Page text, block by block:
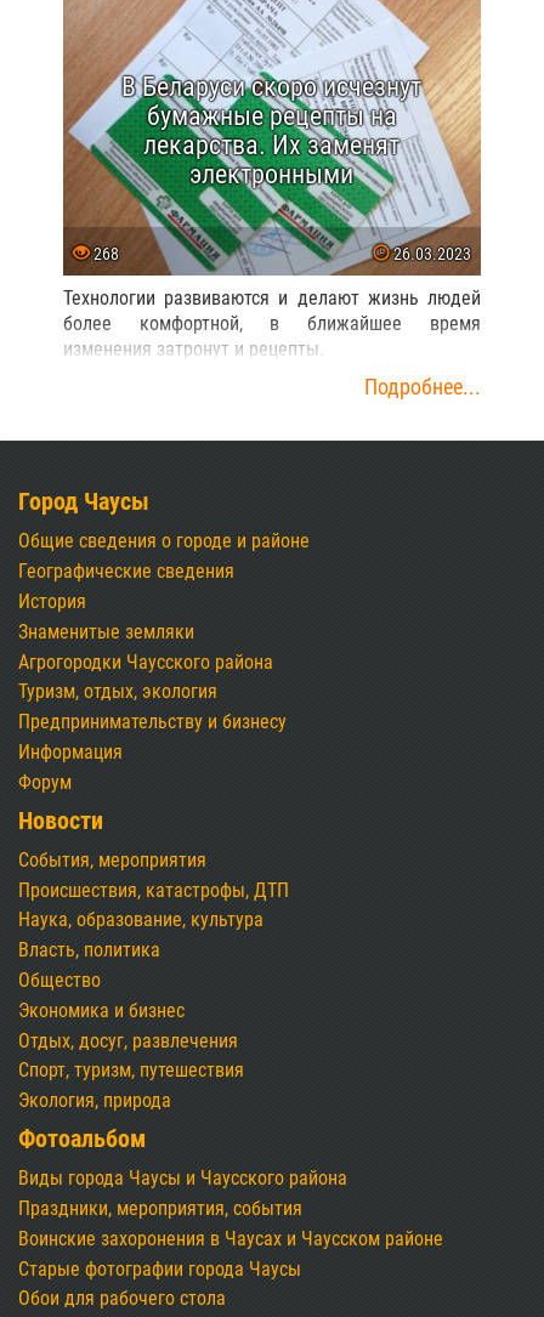
В Беларуси скоро исчезнут
бумажные рецепты на
лекарства. Их заменят
электронными
268 26.03.2023
Технологии развиваются и делают жизнь людей
более комфортной, в ближайшее время
изменения затронут и рецепты.
Подробнее...
Город Чаусы
Общие сведения о городе и районе
Географические сведения
История
Знаменитые земляки
Агрогородки Чаусского района
Туризм, отдых, экология
Предпринимательству и бизнесу
Информация
Форум
Новости
События, мероприятия
Происшествия, катастрофы, ДТП
Наука, образование, культура
Власть, политика
Общество
Экономика и бизнес
Отдых, досуг, развлечения
Спорт, туризм, путешествия
Экология, природа
Фотоальбом
Виды города Чаусы и Чаусского района
Праздники, мероприятия, события
Воинские захоронения в Чаусах и Чаусском районе
Старые фотографии города Чаусы
Обои для рабочего стола